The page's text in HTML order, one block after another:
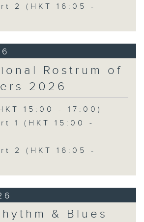
2 (HKT 16:05 -
Rostrum of
2026
15:00 - 17:00)
1 (HKT 15:00 -
2 (HKT 16:05 -
& Blues